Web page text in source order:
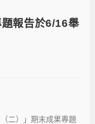
報告於6/16舉
二）」期末成果專題